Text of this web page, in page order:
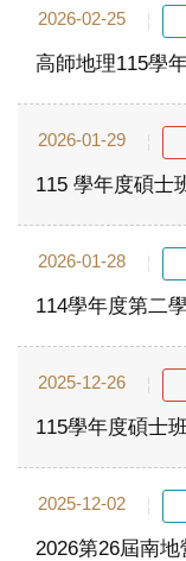
2026-02-25
高師地理115學
2026-01-29
115 學年度碩士
2026-01-28
114學年度第二
2025-12-26
115學年度碩士
2025-12-02
2026第26屆南